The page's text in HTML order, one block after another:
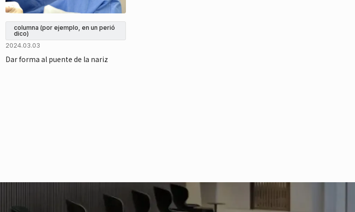
columna (por ejemplo, en un perió
dico)
2024.03.03
Dar forma al puente de la nariz